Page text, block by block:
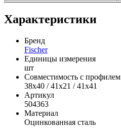
Характеристики
Бренд
Fischer
Единицы измерения
шт
Совместимость с профилем
38х40 / 41х21 / 41х41
Артикул
504363
Материал
Оцинкованная сталь